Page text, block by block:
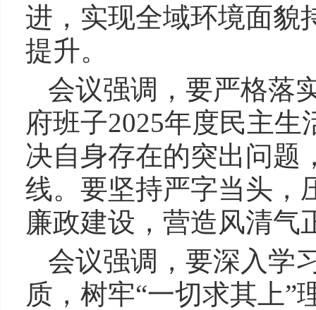
进，实现全域环境面貌
提升。
会议强调，要严格落
府班子2025年度民主
决自身存在的突出问题
线。要坚持严字当头，
廉政建设，营造风清气
会议强调，要深入学
质，树牢“一切求其上”